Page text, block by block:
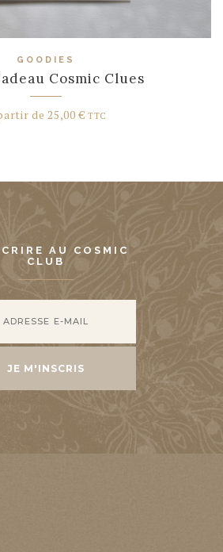
GOODIES
Cosmic Clues
de25,00€ TTC
AU COSMIC
CLUB